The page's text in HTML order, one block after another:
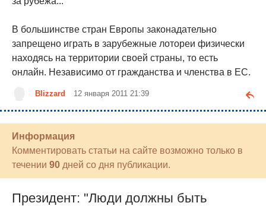
В большинстве стран Европы законадательно
запрещено играть в зарубежные лотореи физически
находясь на территории своей страны, то есть
онлайн. Независимо от гражданства и членства в ЕС.
Blizzard 12 января 2011 21:39
Информация
Комментировать статьи на сайте возможно только в
течении 90 дней со дня публикации.
Президент: "Люди должны быть